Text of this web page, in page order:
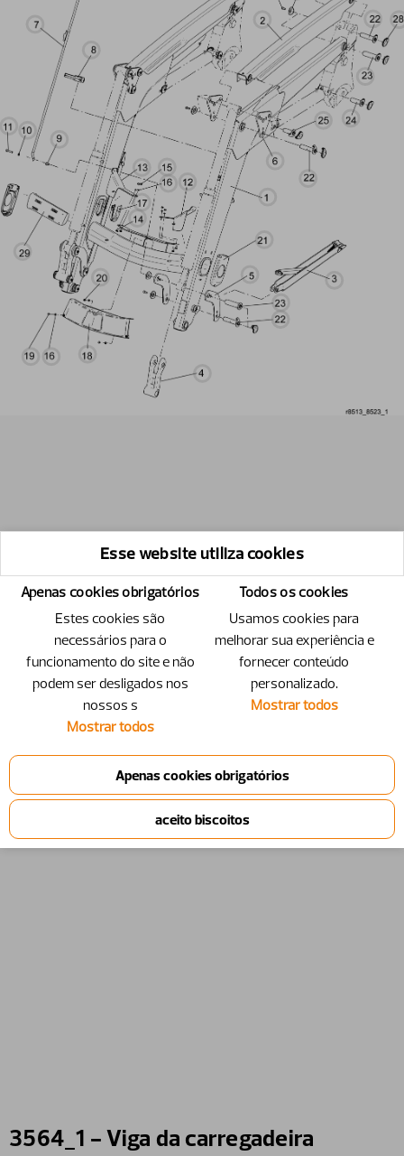
3564_1 - Viga da carregadeira
Esse website utiliza cookies
Apenas cookies obrigatórios
Estes cookies são
necessários para o
funcionamento do site e não
podem ser desligados nos
nossos s
Mostrar todos
Todos os cookies
Usamos cookies para
melhorar sua experiência e
fornecer conteúdo
personalizado.
Mostrar todos